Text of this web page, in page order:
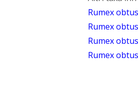
Rumex
Rumex
Rumex
Rumex